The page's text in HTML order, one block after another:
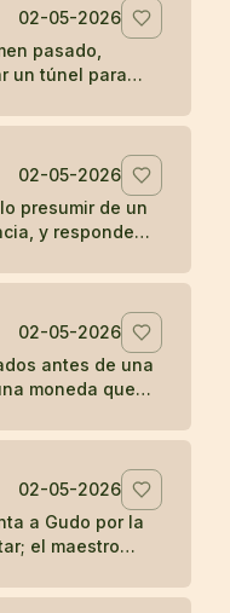
02-05-2026
pasado,
un túnel para
02-05-2026
presumir de un
y responde
02-05-2026
antes de una
moneda que
02-05-2026
a Gudo por la
el maestro